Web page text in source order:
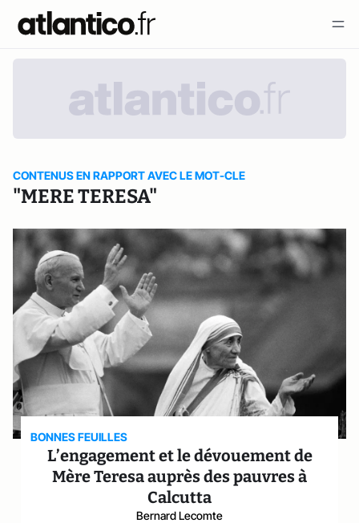
CONTENUS EN RAPPORT AVEC LE MOT-CLE
"MERE TERESA"
BONNES FEUILLES
L’engagement et le dévouement de
Mère Teresa auprès des pauvres à
Calcutta
Bernard Lecomte